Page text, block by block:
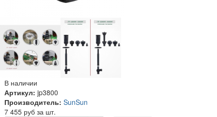
В наличии
Артикул: jp3800
Производитель: SunSun
7 455 руб за шт.